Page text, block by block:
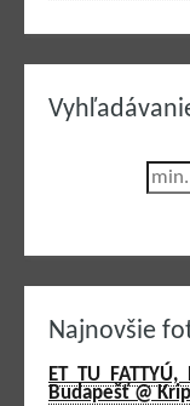
Najnovšie
ET TU
Budapešť @